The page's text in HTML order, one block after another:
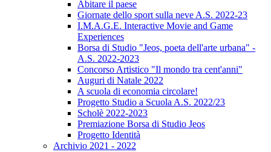
Abitare il paese
Giornate dello sport sulla neve A.S. 2022-23
I.M.A.G.E. Interactive Movie and Game
Experiences
Borsa di Studio "Jeos, poeta dell'arte urbana" -
A.S. 2022-2023
Concorso Artistico "Il mondo tra cent'anni"
Auguri di Natale 2022
A scuola di economia circolare!
Progetto Studio a Scuola A.S. 2022/23
Scholè 2022-2023
Premiazione Borsa di Studio Jeos
Progetto Identità
Archivio 2021 - 2022